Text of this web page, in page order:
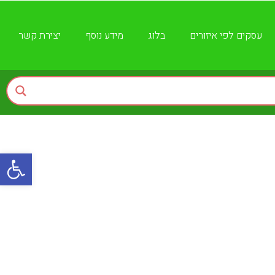
עסקים לפי איזורים בלוג מידע נוסף יצירת קשר